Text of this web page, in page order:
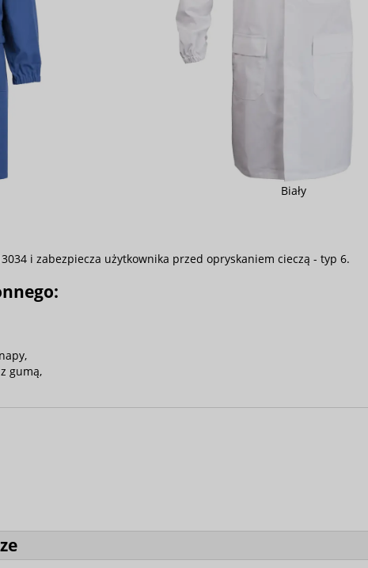
Biały
i zabezpiecza użytkownika przed opryskaniem cieczą - typ 6.
gumą,